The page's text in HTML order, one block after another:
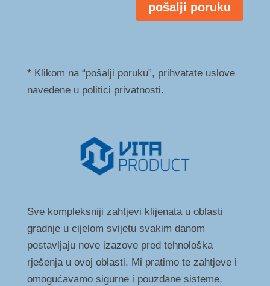
pošalji poruku
* Klikom na “pošalji poruku”, prihvatate uslove
navedene u politici privatnosti.
Sve kompleksniji zahtjevi klijenata u oblasti
gradnje u cijelom svijetu svakim danom
postavljaju nove izazove pred tehnološka
rješenja u ovoj oblasti. Mi pratimo te zahtjeve i
omogućavamo sigurne i pouzdane sisteme,